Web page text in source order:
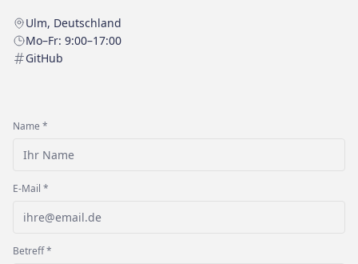
Ulm, Deutschland
Mo–Fr: 9:00–17:00
GitHub
Name *
E-Mail *
Betreff *